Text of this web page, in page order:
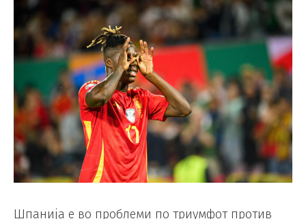
Шпанија е во проблеми по триумфот против